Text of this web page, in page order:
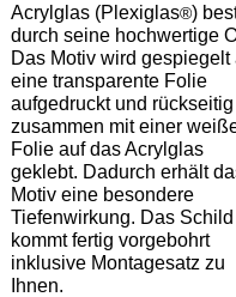
Acrylglas (Plexiglas®)
durch seine hochwertige
Das Motiv wird gespiegelt
eine transparente Folie
aufgedruckt und rückseitig
zusammen mit einer
Folie auf das Acrylglas
geklebt. Dadurch erhält
Motiv eine besondere
Tiefenwirkung. Das Schild
kommt fertig vorgebohrt
inklusive Montagesatz zu
Ihnen.